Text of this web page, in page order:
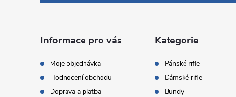
Informace pro vás
Moje objednávka
Hodnocení obchodu
Doprava a platba
Kategorie
Pánské rifle
Dámské rifle
Bundy